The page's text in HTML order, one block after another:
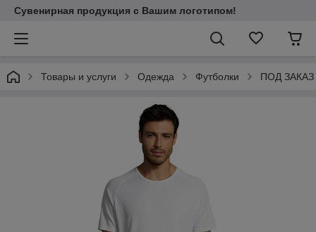
Сувенирная продукция с Вашим логотипом!
Товары и услуги Одежда Футболки ПОД ЗАКАЗ